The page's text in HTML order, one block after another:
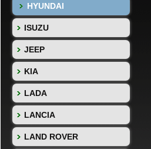
HYUNDAI
ISUZU
JEEP
KIA
LADA
LANCIA
LAND ROVER